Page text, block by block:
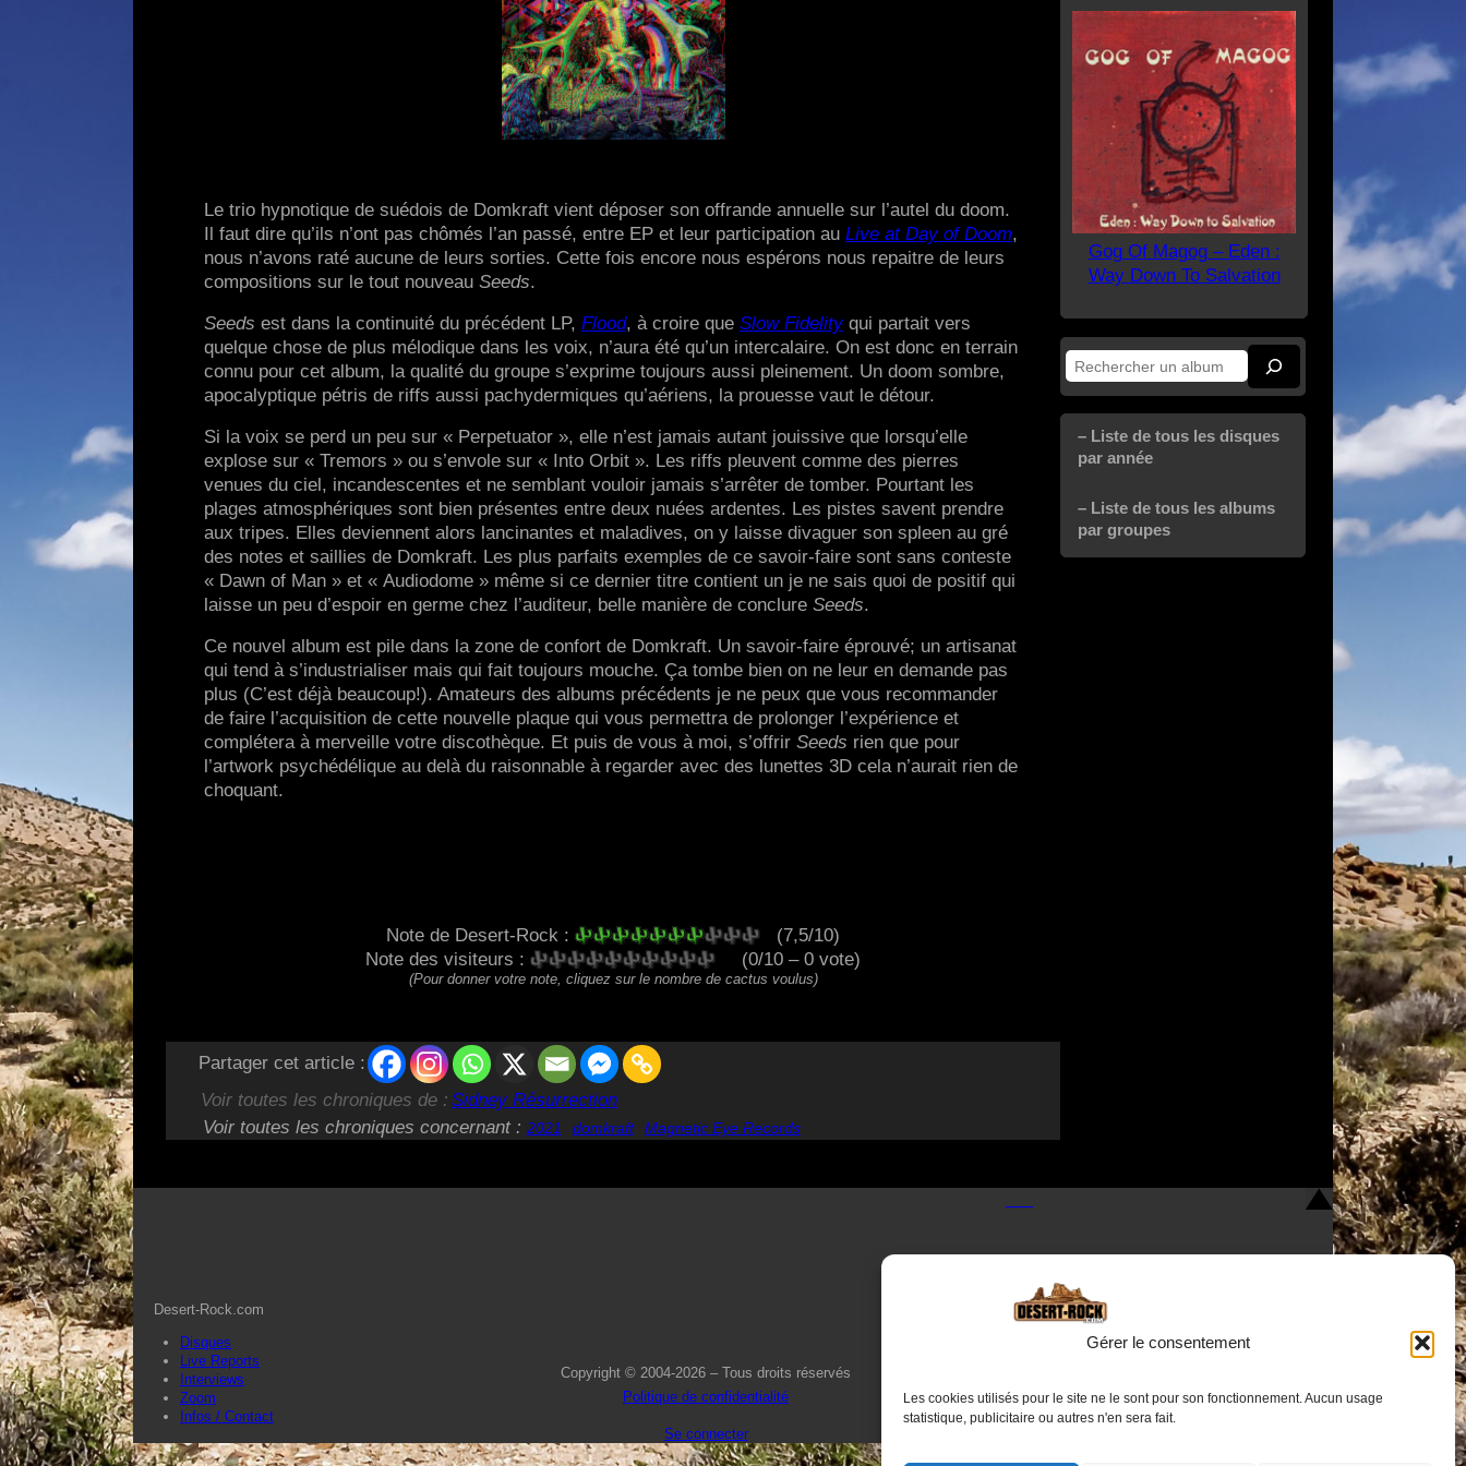
Gérer le consentement
Les cookies utilisés pour le site ne le sont pour son fonctionnement. Aucun usage
statistique, publicitaire ou autres n'en sera fait.
Le trio hypnotique de suédois de Domkraft vient déposer son offrande annuelle sur l’autel du doom.
Il faut dire qu’ils n’ont pas chômés l’an passé, entre EP et leur participation au Live at Day of Doom,
nous n’avons raté aucune de leurs sorties. Cette fois encore nous espérons nous repaitre de leurs
compositions sur le tout nouveau Seeds.
Seeds est dans la continuité du précédent LP, Flood, à croire que Slow Fidelityqui partait vers
quelque chose de plus mélodique dans les voix, n’aura été qu’un intercalaire. On est donc en terrain
connu pour cet album, la qualité du groupe s’exprime toujours aussi pleinement. Un doom sombre,
apocalyptique pétris de riffs aussi pachydermiques qu’aériens, la prouesse vaut le détour.
Si la voix se perd un peu sur « Perpetuator », elle n’est jamais autant jouissive que lorsqu’elle
explose sur « Tremors » ou s’envole sur « Into Orbit ». Les riffs pleuvent comme des pierres
venues du ciel, incandescentes et ne semblant vouloir jamais s’arrêter de tomber. Pourtant les
plages atmosphériques sont bien présentes entre deux nuées ardentes. Les pistes savent prendre
aux tripes. Elles deviennent alors lancinantes et maladives, on y laisse divaguer son spleen au gré
des notes et saillies de Domkraft. Les plus parfaits exemples de ce savoir-faire sont sans conteste
« Dawn of Man » et « Audiodome » même si ce dernier titre contient un je ne sais quoi de positif qui
laisse un peu d’espoir en germe chez l’auditeur, belle manière de conclure Seeds.
Ce nouvel album est pile dans la zone de confort de Domkraft. Un savoir-faire éprouvé; un artisanat
qui tend à s’industrialiser mais qui fait toujours mouche. Ça tombe bien on ne leur en demande pas
plus (C’est déjà beaucoup!). Amateurs des albums précédents je ne peux que vous recommander
de faire l’acquisition de cette nouvelle plaque qui vous permettra de prolonger l’expérience et
complétera à merveille votre discothèque. Et puis de vous à moi, s’offrir Seeds rien que pour
l’artwork psychédélique au delà du raisonnable à regarder avec des lunettes 3D cela n’aurait rien de
choquant.
Note de Desert-Rock :
(7,5/10)
Note des visiteurs :
(0/10 – 0 vote)
(Pour donner votre note, cliquez sur le nombre de cactus voulus)
Partager cet article :
Voir toutes les chroniques de : Sidney Résurrection
Voir toutes les chroniques concernant : 2021 domkraft Magnetic Eye Records
Gog Of Magog – Eden :
Way Down To Salvation
Rechercher
– Liste de tous les disques
par année
– Liste de tous les albums
par groupes
Desert-Rock.com
Disques
Live Reports
Interviews
Zoom
Infos / Contact
Copyright © 2004-2026 – Tous droits réservés
Politique de confidentialité
Se connecter
Nous contacter